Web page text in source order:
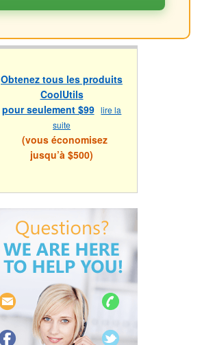
Obtenez tous les produits
CoolUtils
pour seulement $99 lire la
suite
(vous économisez
jusqu’à $500)